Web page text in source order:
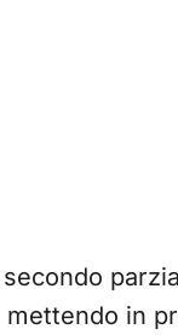
mettendo in